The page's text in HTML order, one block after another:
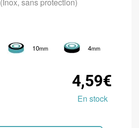
10mm 4mm
4,59€
En stock